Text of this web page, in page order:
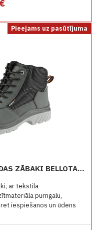
Pieejams uz pasūtījuma
DARBA DROŠĪBAS NUBUKA ĀDAS ZĀBAKI BELLOTA 72307GJS3
ar tekstila
purngalu,
iespiešanos un ūdens